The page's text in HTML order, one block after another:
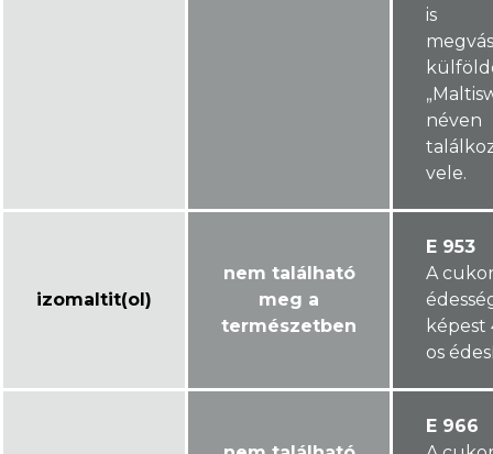
is
néven
vele.
izomaltit(ol)
nem található
meg a
természetben
E 953
A
képest
os
E 966